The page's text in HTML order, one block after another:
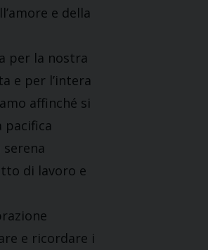
e della
per la nostra
e per l’intera
affinché si
pacifica
serena
di lavoro e
e ricordare i